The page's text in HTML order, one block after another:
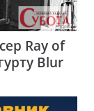
Ray of
Blur